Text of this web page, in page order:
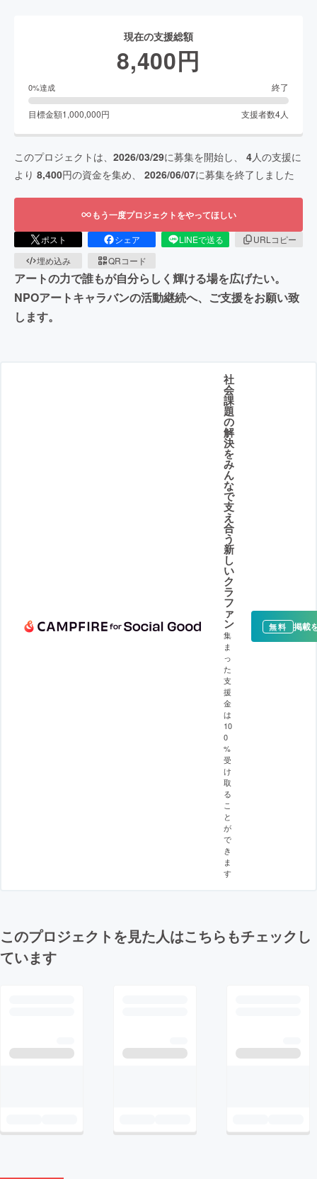
現在の支援総額
8,400円
0%達成 終了
目標金額1,000,000円 支援者数4人
このプロジェクトは、 2026/03/29に募集を開始し、 4人の支援に
より 8,400円の資金を集め、 2026/06/07に募集を終了しました
もう一度プロジェクトをやってほしい
ポスト シェア LINEで送る
URLコピー
埋め込み
QRコード
アートの力で誰もが自分らしく輝ける場を広げたい。
NPOアートキャラバンの活動継続へ、ご支援をお願い致
します。
社
会
課
題
の
解
決
を
み
ん
な
で
支
え
合
う
新
し
い
ク
ラ
フ
ァ
ン
集
ま
っ
た
支
援
金
は
10
0
%
受
け
取
る
こ
と
が
で
き
ま
す
無料 掲載
このプロジェクトを見た人はこちらもチェックし
ています